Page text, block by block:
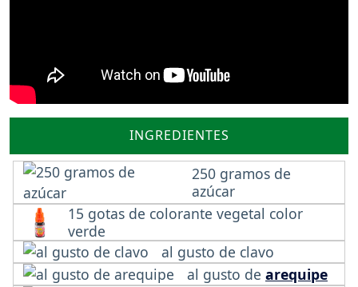
INGREDIENTES
250 gramos de
azúcar
15 gotas de colorante vegetal color
verde
al gusto de clavo
al gusto de arequipe